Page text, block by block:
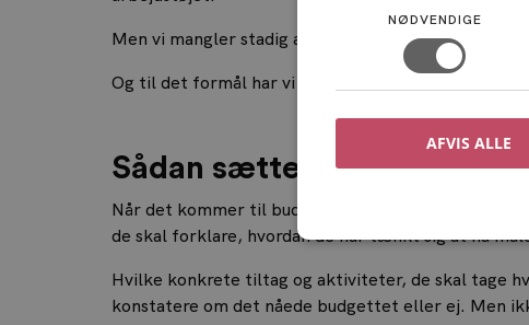
Men vi mangler stadig at beskrive, hvordan vi
Og til det formål har vi brug for delmål.
Sådan sætter du brugbare
Når det kommer til budgetter og forventninger til
de skal forklare, hvordan de har tænkt sig at nå
Hvilke konkrete tiltag og aktiviteter, de skal tage
konstatere om det nåede budgettet eller ej. Men
NØDVENDIGE
AFVIS ALLE